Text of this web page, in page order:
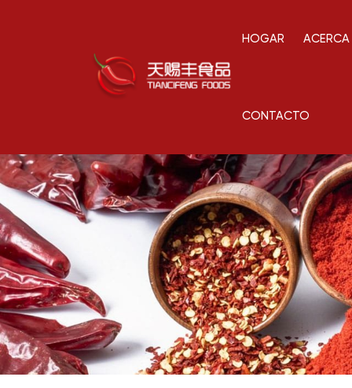
HOGAR ACERCA
CONTACTO